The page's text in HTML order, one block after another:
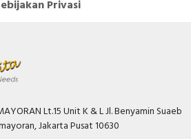
D-Lock, Leroy Somer, Allen-
Telergon, Circutor, OPT, CIC,
Trafindo, Esitas, BOSS,
Secure, Howig, Onesto,
yang kami jual dijamin 100%
dapat disertai dengan surat
bisa menghubungi tim sales
silakan klikdisini. Selamat
Privasi
Lt.15 Unit K & L Jl. Benyamin Suaeb
Jakarta Pusat 10630